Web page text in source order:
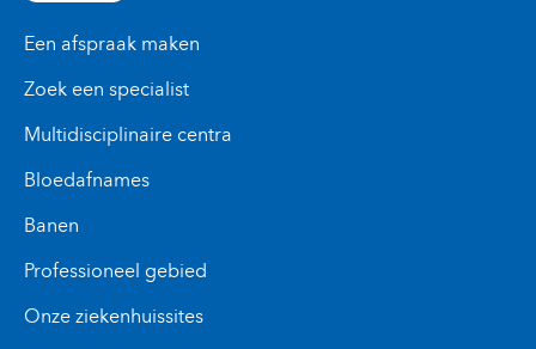
Een afspraak maken
Zoek een specialist
Multidisciplinaire centra
Bloedafnames
Banen
Professioneel gebied
Onze ziekenhuissites